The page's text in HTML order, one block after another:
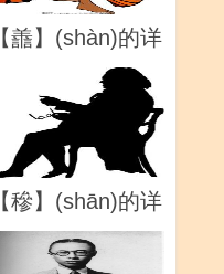
【譱】(shàn)的详
【穇】(shān)的详
解